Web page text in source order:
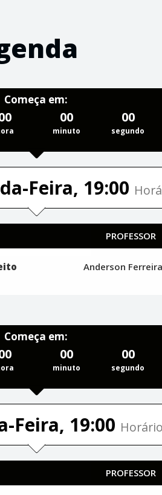
Começa em:
00
minuto
00
segundo
Feira, 19:00
PROFESSOR
Anderson Ferreira
Começa em:
00
minuto
00
segundo
Feira, 19:00
PROFESSOR